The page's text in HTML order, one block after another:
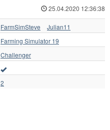
25.04.2020 12:36:38
FarmSimSteve
Julian11
Farming Simulator 19
Challenger
2